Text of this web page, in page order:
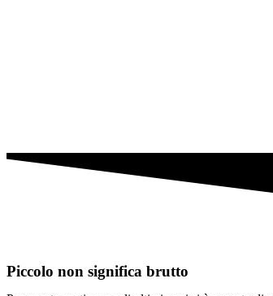
Piccolo non significa brutto